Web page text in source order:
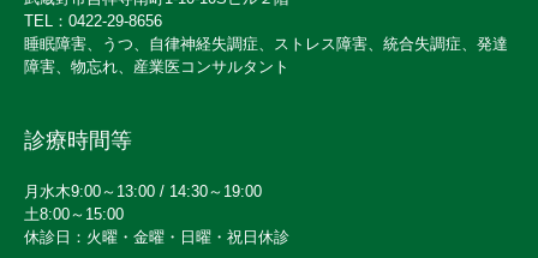
TEL：0422-29-8656
睡眠障害、うつ、自律神経失調症、ストレス障害、統合失調症、発達
障害、物忘れ、産業医コンサルタント
診療時間等
月水木9:00～13:00 / 14:30～19:00
土8:00～15:00
休診日：火曜・金曜・日曜・祝日休診